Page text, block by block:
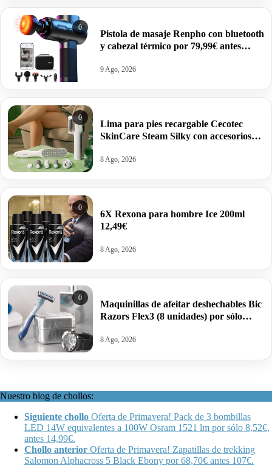
0
Pistola de masaje Renpho con bluetooth
y cabezal térmico por 79,99€ antes
9 Ago, 2026
0
Lima para pies recargable Cecotec
SkinCare Steam Silky con accesorios
8 Ago, 2026
0
6X Rexona para hombre Ice 200ml
12,49€
8 Ago, 2026
0
Maquinillas de afeitar deshechables Bic
Razors Flex3 (8 unidades) por sólo
8 Ago, 2026
Nuestro blog de chollos:
Siguiente chollo Oferta de Primavera! Pack de 3 bombillas
LED 14W equivalentes a 100W Osram 1521 lm por sólo 8,52€,
antes 14,99€.
Chollo anterior Oferta de Primavera! Zapatillas de trekking
Salomon Alphacross 5 Black Ebony por 68,70€ antes 107€.